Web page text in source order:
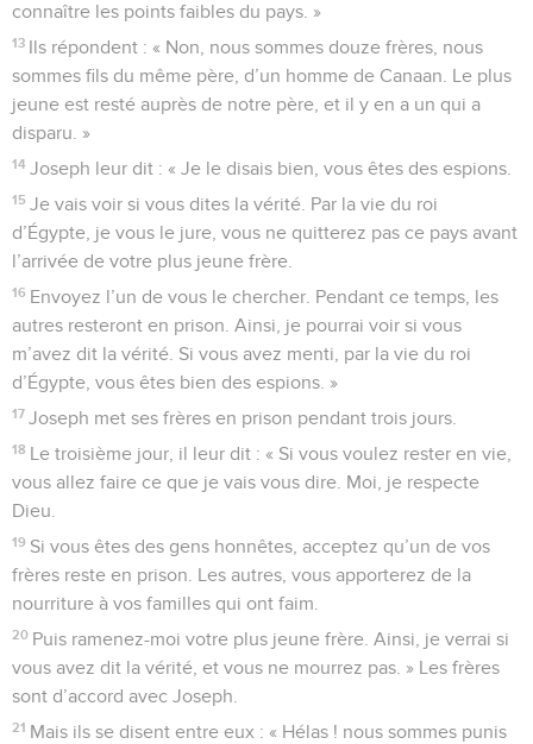
connaître les points faibles du pays. »
13 Ils répondent : « Non, nous sommes douze frères, nous
sommes fils du même père, d’un homme de Canaan. Le plus
jeune est resté auprès de notre père, et il y en a un qui a
disparu. »
14 Joseph leur dit : « Je le disais bien, vous êtes des espions.
15 Je vais voir si vous dites la vérité. Par la vie du roi
d’Égypte, je vous le jure, vous ne quitterez pas ce pays avant
l’arrivée de votre plus jeune frère.
16 Envoyez l’un de vous le chercher. Pendant ce temps, les
autres resteront en prison. Ainsi, je pourrai voir si vous
m’avez dit la vérité. Si vous avez menti, par la vie du roi
d’Égypte, vous êtes bien des espions. »
17 Joseph met ses frères en prison pendant trois jours.
18 Le troisième jour, il leur dit : « Si vous voulez rester en vie,
vous allez faire ce que je vais vous dire. Moi, je respecte
Dieu.
19 Si vous êtes des gens honnêtes, acceptez qu’un de vos
frères reste en prison. Les autres, vous apporterez de la
nourriture à vos familles qui ont faim.
20 Puis ramenez-moi votre plus jeune frère. Ainsi, je verrai si
vous avez dit la vérité, et vous ne mourrez pas. » Les frères
sont d’accord avec Joseph.
21 Mais ils se disent entre eux : « Hélas ! nous sommes punis